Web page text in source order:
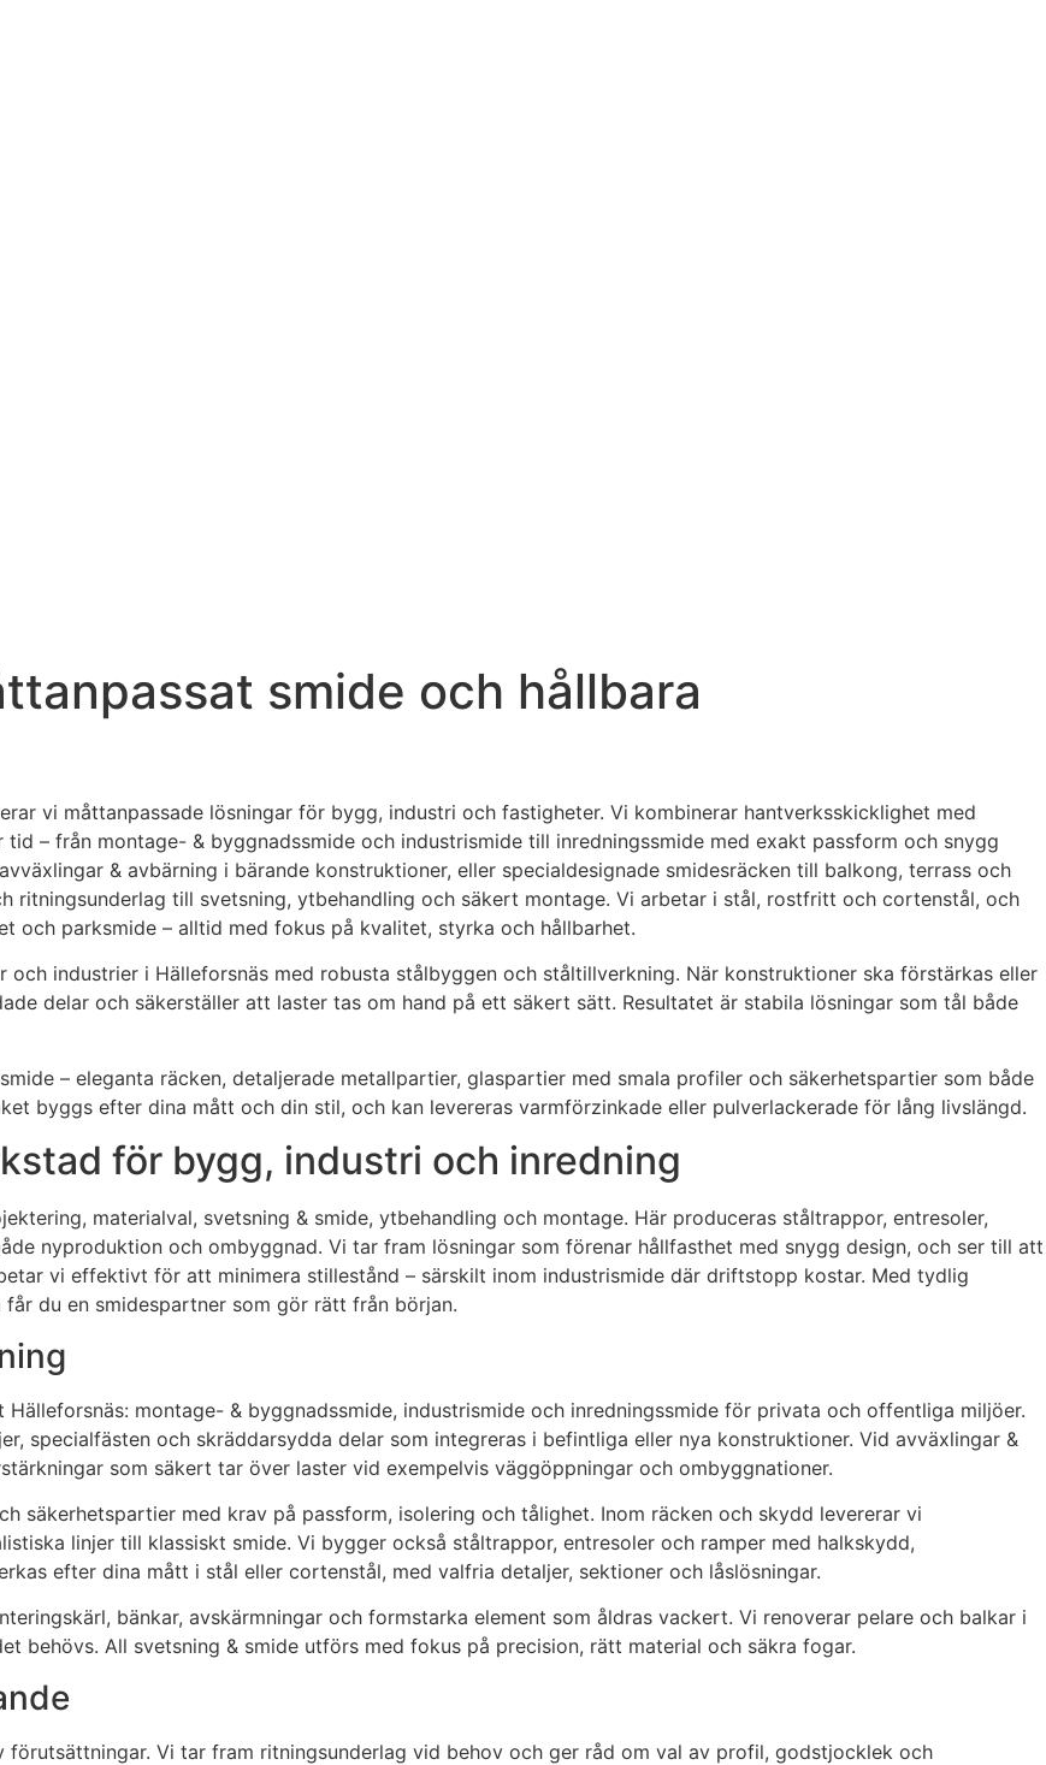
smide och hållbara
vi måttanpassade lösningar för bygg, industri och fastigheter. Vi kombinerar hantverksskicklighet med
– från montage- & byggnadssmide och industrismide till inredningssmide med exakt passform och snygg
& avbärning i bärande konstruktioner, eller specialdesignade smidesräcken till balkong, terrass och
ritningsunderlag till svetsning, ytbehandling och säkert montage. Vi arbetar i stål, rostfritt och cortenstål, och
parksmide – alltid med fokus på kvalitet, styrka och hållbarhet.
industrier i Hälleforsnäs med robusta stålbyggen och ståltillverkning. När konstruktioner ska förstärkas eller
delar och säkerställer att laster tas om hand på ett säkert sätt. Resultatet är stabila lösningar som tål både
– eleganta räcken, detaljerade metallpartier, glaspartier med smala profiler och säkerhetspartier som både
byggs efter dina mått och din stil, och kan levereras varmförzinkade eller pulverlackerade för lång livslängd.
för bygg, industri och inredning
materialval, svetsning & smide, ytbehandling och montage. Här produceras ståltrappor, entresoler,
nyproduktion och ombyggnad. Vi tar fram lösningar som förenar hållfasthet med snygg design, och ser till att
vi effektivt för att minimera stillestånd – särskilt inom industrismide där driftstopp kostar. Med tydlig
du en smidespartner som gör rätt från början.
montage- & byggnadssmide, industrismide och inredningssmide för privata och offentliga miljöer.
specialfästen och skräddarsydda delar som integreras i befintliga eller nya konstruktioner. Vid avväxlingar &
som säkert tar över laster vid exempelvis väggöppningar och ombyggnationer.
säkerhetspartier med krav på passform, isolering och tålighet. Inom räcken och skydd levererar vi
linjer till klassiskt smide. Vi bygger också ståltrappor, entresoler och ramper med halkskydd,
efter dina mått i stål eller cortenstål, med valfria detaljer, sektioner och låslösningar.
bänkar, avskärmningar och formstarka element som åldras vackert. Vi renoverar pelare och balkar i
behövs. All svetsning & smide utförs med fokus på precision, rätt material och säkra fogar.
Vi tar fram ritningsunderlag vid behov och ger råd om val av profil, godstjocklek och